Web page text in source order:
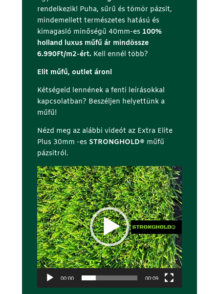
rendelkezik! Puha, sűrű és tömör pázsit,
mindemellett természetes hatású és
kimagasló minőségű 40mm-es 100%
holland luxus műfű ár mindössze
6.990Ft/m2-ért. Kell ennél több?
Elit műfű, outlet áron!
Kétségeid lennének a fenti leírásokkal
kapcsolatban? Beszéljen helyettünk a
műfű!
Nézd meg az alábbi videót az Extra Elite
Plus 30mm -esSTRONGHOLD® műfű
pázsitról.
Videólejátszó
00:00 00:09